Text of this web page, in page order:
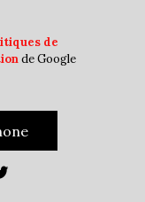
de
de Google